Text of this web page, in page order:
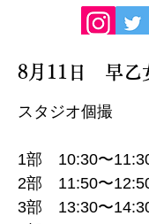
8月11日 早乙
スタジオ個撮
1部 10:30〜
2部 11:50〜
3部 13:30〜